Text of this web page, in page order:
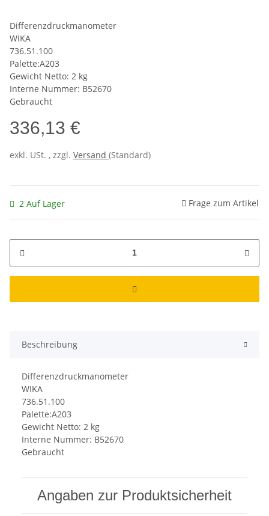
Differenzdruckmanometer
WIKA
736.51.100
Palette:A203
Gewicht Netto: 2 kg
Interne Nummer: B52670
Gebraucht
336,13 €
exkl. USt. , zzgl. Versand (Standard)
2 Auf Lager Frage zum Artikel
Beschreibung
Differenzdruckmanometer
WIKA
736.51.100
Palette:A203
Gewicht Netto: 2 kg
Interne Nummer: B52670
Gebraucht
Angaben zur Produktsicherheit